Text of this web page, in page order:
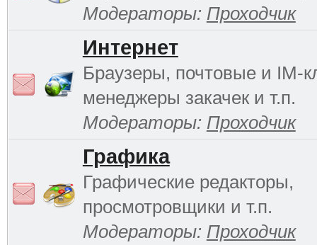
Модераторы: Проходчик
Интернет
Браузеры, почтовые и IM-
менеджеры закачек и т.п.
Модераторы: Проходчик
Графика
Графические редакторы,
просмотровщики и т.п.
Модераторы: Проходчик